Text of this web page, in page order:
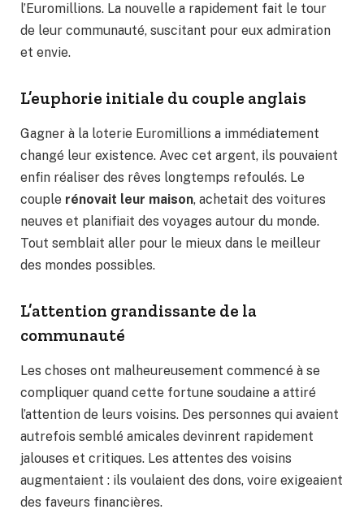
l’Euromillions. La nouvelle a rapidement fait le tour
de leur communauté, suscitant pour eux admiration
et envie.
L’euphorie initiale du couple anglais
Gagner à la loterie Euromillions a immédiatement
changé leur existence. Avec cet argent, ils pouvaient
enfin réaliser des rêves longtemps refoulés. Le
couple rénovait leur maison, achetait des voitures
neuves et planifiait des voyages autour du monde.
Tout semblait aller pour le mieux dans le meilleur
des mondes possibles.
L’attention grandissante de la
communauté
Les choses ont malheureusement commencé à se
compliquer quand cette fortune soudaine a attiré
l’attention de leurs voisins. Des personnes qui avaient
autrefois semblé amicales devinrent rapidement
jalouses et critiques. Les attentes des voisins
augmentaient : ils voulaient des dons, voire exigeaient
des faveurs financières.